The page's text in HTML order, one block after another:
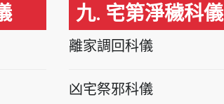
九. 宅第淨穢科儀
離家調回科儀
凶宅祭邪科儀